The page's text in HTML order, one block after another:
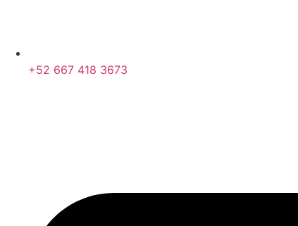
+52 667 418 3673